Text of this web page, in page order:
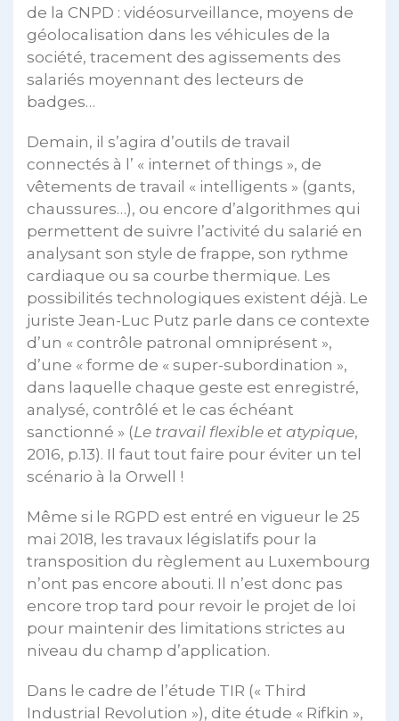
de la CNPD : vidéosurveillance, moyens de
géolocalisation dans les véhicules de la
société, tracement des agissements des
salariés moyennant des lecteurs de
badges…
Demain, il s’agira d’outils de travail
connectés à l’ « internet of things », de
vêtements de travail « intelligents » (gants,
chaussures…), ou encore d’algorithmes qui
permettent de suivre l’activité du salarié en
analysant son style de frappe, son rythme
cardiaque ou sa courbe thermique. Les
possibilités technologiques existent déjà. Le
juriste Jean-Luc Putz parle dans ce contexte
d’un « contrôle patronal omniprésent »,
d’une « forme de « super-subordination »,
dans laquelle chaque geste est enregistré,
analysé, contrôlé et le cas échéant
sanctionné » (Le travail flexible et atypique,
2016, p.13). Il faut tout faire pour éviter un tel
scénario à la Orwell !
Même si le RGPD est entré en vigueur le 25
mai 2018, les travaux législatifs pour la
transposition du règlement au Luxembourg
n’ont pas encore abouti. Il n’est donc pas
encore trop tard pour revoir le projet de loi
pour maintenir des limitations strictes au
niveau du champ d’application.
Dans le cadre de l’étude TIR (« Third
Industrial Revolution »), dite étude « Rifkin »,